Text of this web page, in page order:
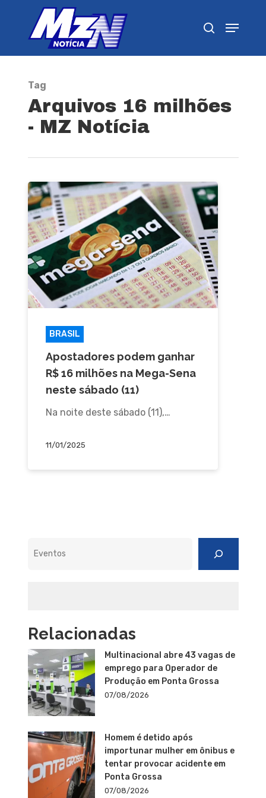
Tag
Arquivos 16 milhões
- MZ Notícia
BRASIL
Apostadores podem ganhar
R$ 16 milhões na Mega-Sena
neste sábado (11)
Na noite deste sábado (11),…
11/01/2025
Relacionadas
Multinacional abre 43 vagas de
emprego para Operador de
Produção em Ponta Grossa
07/08/2026
Homem é detido após
importunar mulher em ônibus e
tentar provocar acidente em
Ponta Grossa
07/08/2026